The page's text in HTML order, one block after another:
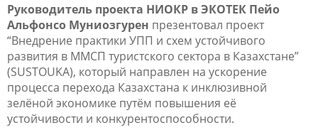
Руководитель проекта НИОКР в ЭКОТЕК Пейо
Альфонсо Муниозгурен презентовал проект
“Внедрение практики УПП и схем устойчивого
развития в ММСП туристского сектора в Казахстане”
(SUSTOUKA), который направлен на ускорение
процесса перехода Казахстана к инклюзивной
зелёной экономике путём повышения её
устойчивости и конкурентоспособности.